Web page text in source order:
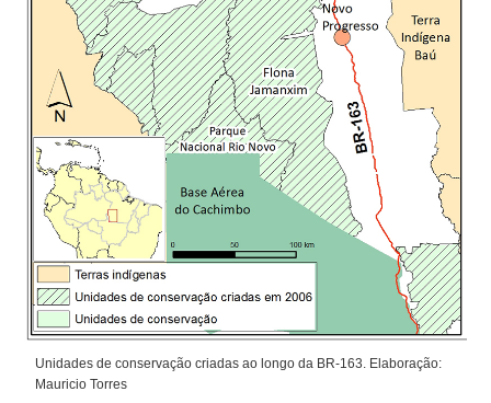
Unidades de conservação criadas ao longo da BR-163. Elaboração:
Mauricio Torres